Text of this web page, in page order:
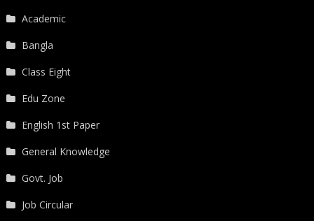
Academic
Bangla
Class Eight
Edu Zone
English 1st Paper
General Knowledge
Govt. Job
Job Circular